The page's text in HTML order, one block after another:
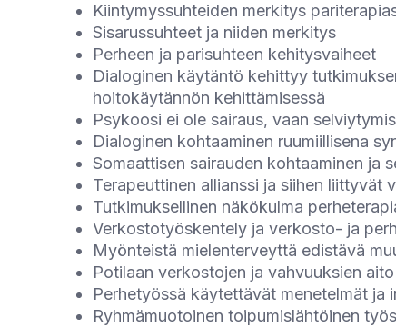
Kiintymyssuhteiden merkitys
Sisarussuhteet ja niiden merkitys
Perheen ja parisuhteen kehitysvaiheet
Dialoginen käytäntö kehittyy
hoitokäytännön kehittämisessä
Psykoosi ei ole sairaus, vaan
Dialoginen kohtaaminen ruumiillisena
Somaattisen sairauden kohtaaminen ja
Terapeuttinen allianssi ja siihen liittyvät
Tutkimuksellinen näkökulma
Verkostotyöskentely ja verkosto- ja
Myönteistä mielenterveyttä edistävä
Potilaan verkostojen ja vahvuuksien
Perhetyössä käytettävät menetelmät ja
Ryhmämuotoinen toipumislähtöinen